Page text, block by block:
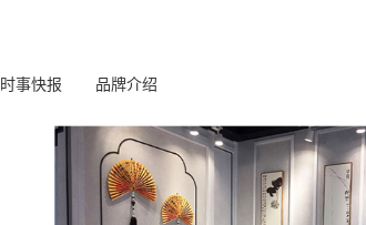
时事快报 品牌介绍